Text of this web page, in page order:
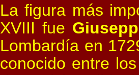
La figura más
XVIII fue
Lombardía en
conocido entre